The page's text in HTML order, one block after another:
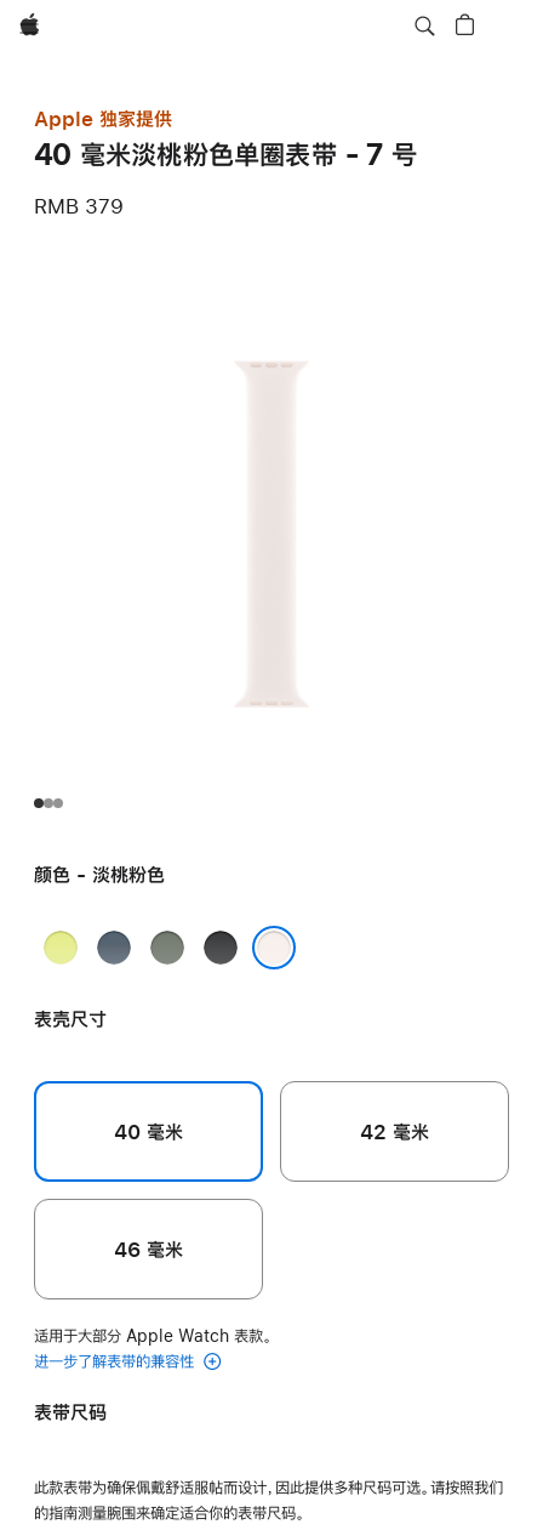
Apple
Apple 独家提供
40 毫米淡桃粉色单圈表带 - 7 号
RMB 379
颜色 - 淡桃粉色
霓
黄
铁
蓝
灰
黑
表壳尺寸
40 毫米 42 毫米
46 毫米
适用于大部分 Apple Watch 表款。
进一步了解表带的兼容性
表带尺码
此款表带为确保佩戴舒适服帖而设计，因此提供多种尺码可选。请按照我们
的指南测量腕围来确定适合你的表带尺码。